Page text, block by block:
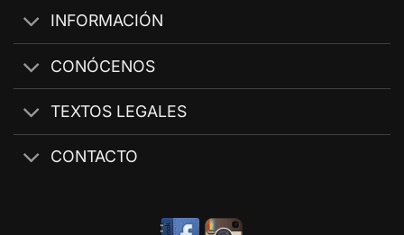
INFORMACIÓN
CONÓCENOS
TEXTOS LEGALES
CONTACTO